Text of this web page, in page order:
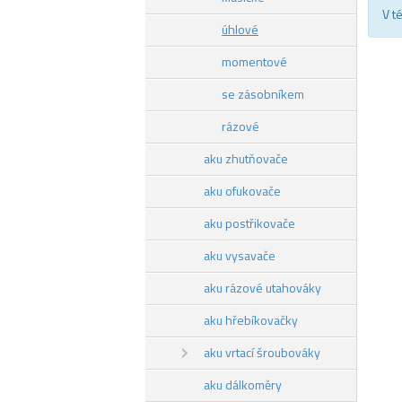
úhlové
momentové
se zásobníkem
rázové
aku zhutňovače
aku ofukovače
aku postřikovače
aku vysavače
aku rázové utahováky
aku hřebíkovačky
aku vrtací šroubováky
aku dálkoměry
V